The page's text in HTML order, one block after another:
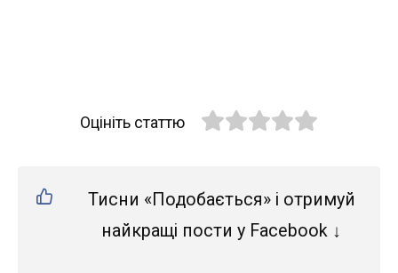
Оцініть статтю
Тисни «Подобається» і отримуй
найкращі пости у Facebook ↓